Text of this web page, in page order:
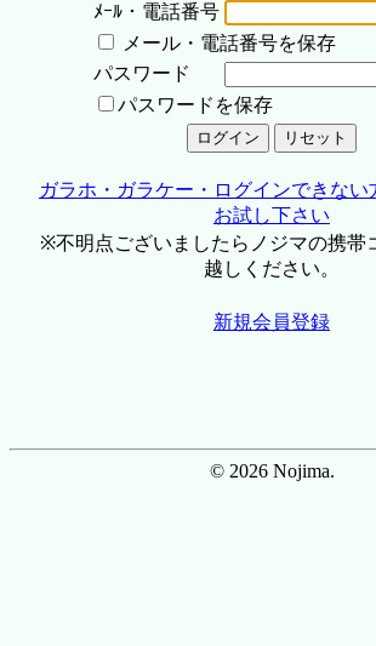
ﾒｰﾙ・電話番号
メール・電話番号を保存
パスワード
パスワードを保存
ガラホ・ガラケー・ログインできない
お試し下さい
※不明点ございましたらノジマの携帯
越しください。
新規会員登録
© 2026 Nojima.